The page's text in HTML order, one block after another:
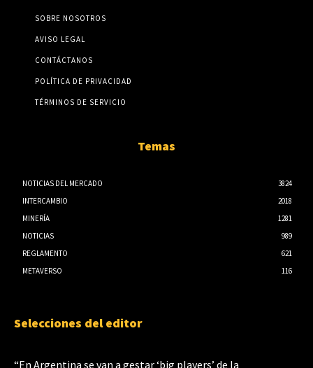
SOBRE NOSOTROS
AVISO LEGAL
CONTÁCTANOS
POLÍTICA DE PRIVACIDAD
TÉRMINOS DE SERVICIO
Temas
NOTICIAS DEL MERCADO
3824
INTERCAMBIO
2018
MINERÍA
1281
NOTICIAS
989
REGLAMENTO
621
METAVERSO
116
Selecciones del editor
“En Argentina se van a gestar ‘big players’ de la